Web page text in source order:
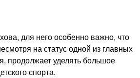
для него особенно важно, что
на статус одной из главных
продолжает уделять большое
спорта.